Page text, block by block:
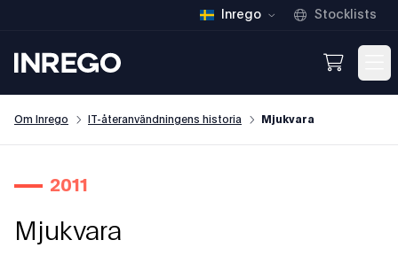
Inrego Stocklists
Inrego
Open
Om Inrego IT-återanvändningens historia Mjukvara
2011
Mjukvara